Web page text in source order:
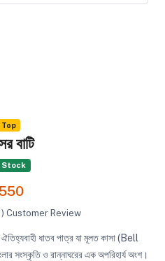
Top
বাটি
Stock
Customer Review
ধাতব পাত্র যা মূলত কাসা (Bell
সংস্কৃতি ও রান্নাঘরের এক অপরিহার্য অংশ।